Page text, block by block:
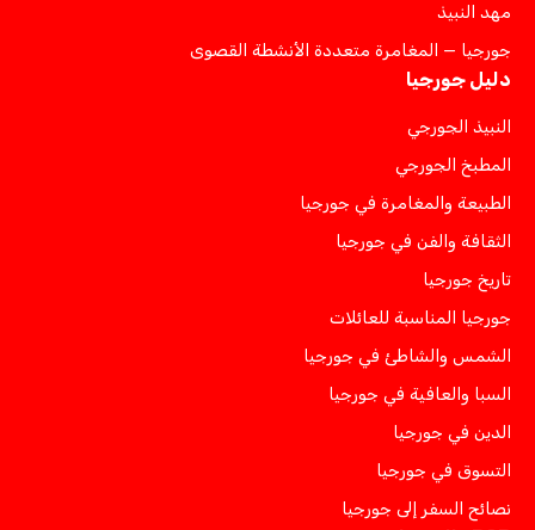
مهد النبيذ
جورجيا — المغامرة متعددة الأنشطة القصوى
دليل جورجيا
النبيذ الجورجي
المطبخ الجورجي
الطبيعة والمغامرة في جورجيا
الثقافة والفن في جورجيا
تاريخ جورجيا
جورجيا المناسبة للعائلات
الشمس والشاطئ في جورجيا
السبا والعافية في جورجيا
الدين في جورجيا
التسوق في جورجيا
نصائح السفر إلى جورجيا